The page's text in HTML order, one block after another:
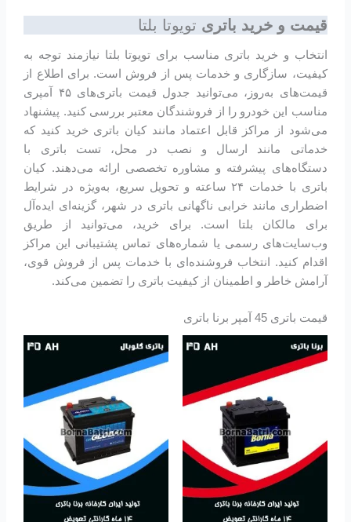
قیمت و خرید باتری تویوتا بلتا
انتخاب و خرید باتری مناسب برای تویوتا بلتا نیازمند توجه به
کیفیت، سازگاری و خدمات پس از فروش است. برای اطلاع از
قیمت‌های به‌روز، می‌توانید جدول قیمت باتری‌های ۴۵ آمپری
مناسب این خودرو را از فروشندگان معتبر بررسی کنید. پیشنهاد
می‌شود از مراکز قابل اعتماد مانند کیان باتری خرید کنید که
خدماتی مانند ارسال و نصب در محل، تست باتری با
دستگاه‌های پیشرفته و مشاوره تخصصی ارائه می‌دهند. کیان
باتری با خدمات ۲۴ ساعته و تحویل سریع، به‌ویژه در شرایط
اضطراری مانند خرابی ناگهانی باتری در شهر، گزینه‌ای ایده‌آل
برای مالکان بلتا است. برای خرید، می‌توانید از طریق
وب‌سایت‌های رسمی یا شماره‌های تماس پشتیبانی این مراکز
اقدام کنید. انتخاب فروشنده‌ای با خدمات پس از فروش قوی،
آرامش خاطر و اطمینان از کیفیت باتری را تضمین می‌کند.
قیمت باتری 45 آمپر برنا باتری